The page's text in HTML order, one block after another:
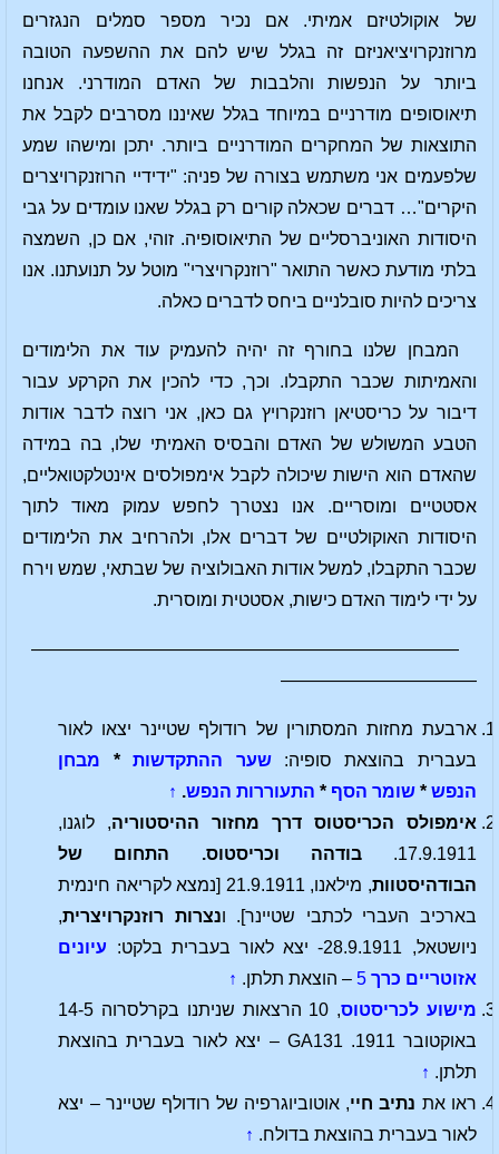
של אוקולטיזם אמיתי. אם נכיר מספר סמלים הנגזרים
מרוזנקרויציאניזם זה בגלל שיש להם את ההשפעה הטובה
ביותר על הנפשות והלבבות של האדם המודרני. אנחנו
תיאוסופים מודרניים במיוחד בגלל שאיננו מסרבים לקבל את
התוצאות של המחקרים המודרניים ביותר. יתכן ומישהו שמע
שלפעמים אני משתמש בצורה של פניה: "ידידיי הרוזנקרויצרים
היקרים"… דברים שכאלה קורים רק בגלל שאנו עומדים על גבי
היסודות האוניברסליים של התיאוסופיה. זוהי, אם כן, השמצה
בלתי מודעת כאשר התואר "רוזנקרויצרי" מוטל על תנועתנו. אנו
צריכים להיות סובלניים ביחס לדברים כאלה.
המבחן שלנו בחורף זה יהיה להעמיק עוד את הלימודים
והאמיתות שכבר התקבלו. וכך, כדי להכין את הקרקע עבור
דיבור על כריסטיאן רוזנקרויץ גם כאן, אני רוצה לדבר אודות
הטבע המשולש של האדם והבסיס האמיתי שלו, בה במידה
שהאדם הוא הישות שיכולה לקבל אימפולסים אינטלקטואליים,
אסטטיים ומוסריים. אנו נצטרך לחפש עמוק מאוד לתוך
היסודות האוקולטיים של דברים אלו, ולהרחיב את הלימודים
שכבר התקבלו, למשל אודות האבולוציה של שבתאי, שמש וירח
על ידי לימוד האדם כישות, אסטטית ומוסרית.
————————————————————————
———————————
ארבעת מחזות המסתורין של רודולף שטיינר יצאו לאור
בעברית בהוצאת סופיה:שער ההתקדשות* מבחן
הנפש *שומר הסף * התעוררות הנפש.
↑
אימפולס הכריסטוס דרך מחזור ההיסטוריה, לוגנו,
17.9.1911.
בודהה וכריסטוס. התחום של
הבודהיסטוות
, מילאנו, 21.9.1911 [נמצא לקריאה חינמית
בארכיב העברי לכתבי שטיינר]. ונצרות רוזנקרויצרית,
ניושטאל, 28.9.1911- יצא לאור בעברית בלקט:
עיונים
אזוטריים כרך 5 – הוצאת תלתן. ↑
מישוע לכריסטוס
, 10 הרצאות שניתנו בקרלסרוה 14-5
באוקטובר 1911. GA131 – יצא לאור בעברית בהוצאת
תלתן. ↑
ראו את נתיב חיי, אוטוביוגרפיה של רודולף שטיינר – יצא
לאור בעברית בהוצאת בדולח. ↑